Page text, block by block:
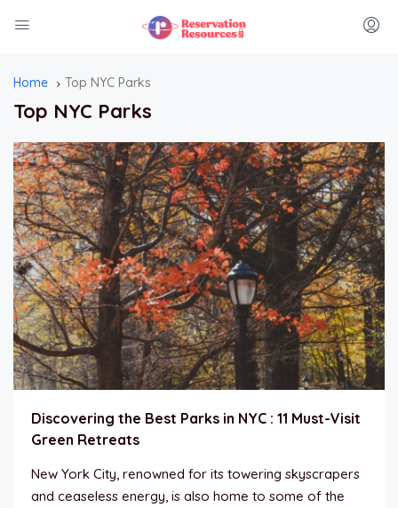
Home Top NYC Parks
Top NYC Parks
Discovering the Best Parks in NYC : 11 Must-Visit
Green Retreats
New York City, renowned for its towering skyscrapers
and ceaseless energy, is also home to some of the